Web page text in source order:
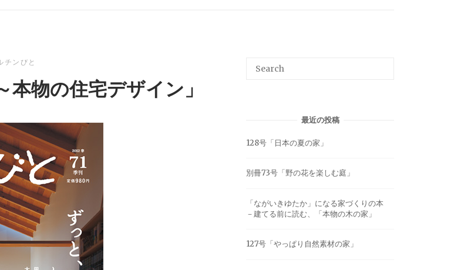
チンびと
物の住宅デザイン」
最近の投稿
128号「日本の夏の家」
別冊73号「野の花を楽しむ庭」
「ながいきゆたか」になる家づくりの本
－建てる前に読む、「本物の木の家」
127号「やっぱり自然素材の家」